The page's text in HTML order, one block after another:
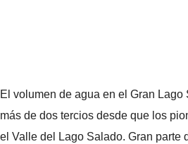
El volumen de agua en el Gran
más de dos tercios desde que los
el Valle del Lago Salado. Gran parte